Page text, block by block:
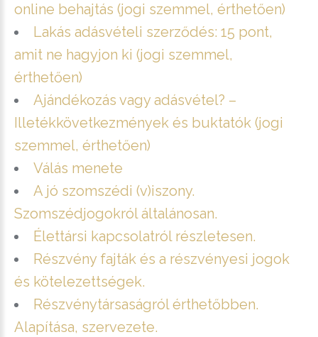
online behajtás (jogi szemmel, érthetően)
Lakás adásvételi szerződés: 15 pont,
amit ne hagyjon ki (jogi szemmel,
érthetően)
Ajándékozás vagy adásvétel? –
Illetékkövetkezmények és buktatók (jogi
szemmel, érthetően)
Válás menete
A jó szomszédi (v)iszony.
Szomszédjogokról általánosan.
Élettársi kapcsolatról részletesen.
Részvény fajták és a részvényesi jogok
és kötelezettségek.
Részvénytársaságról érthetőbben.
Alapítása, szervezete.